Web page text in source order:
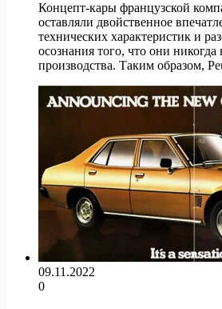
Концепт-кары французской
оставляли двойственное
технических характеристик и
осознания того, что они
производства. Таким образом,
09.11.2022
0